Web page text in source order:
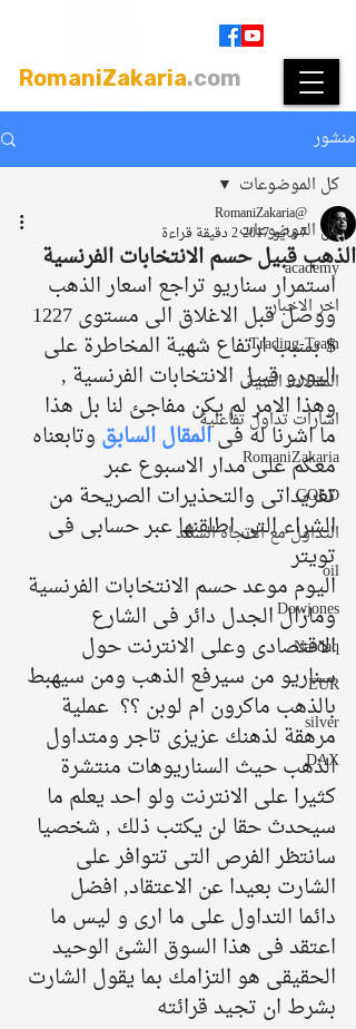
RomaniZakaria.com
منشور
كل الموضوعات
academy
اخر الاخبار
Trading-Team
المقالات الفنية
اشارات تداول تفاعلية
RomaniZakaria
GOLD
التداول مع الاتجاه السائد
oil
Dowjones
Nasdaq
EUR
silver
DAX
كل الموضوعات
الذهب قبيل حسم الانتخابات الفرنسية
@RomaniZakaria
7 مايو 2017
2 دقيقة قراءة
استمرار سناريو تراجع اسعار الذهب
$ بسبب ارتفاع شهية المخاطرة على
اليورو قبيل الانتخابات الفرنسية ,
وهذا الامر لم يكن مفاجئ لنا بل هذا
ما اشرنا له فى المقال السابق وتابعناه
معكم على مدار الاسبوع عبر
تغريداتى والتحذيرات الصريحة من
الشراء التى اطلقنها عبر حسابى فى
تويتر
اليوم موعد حسم الانتخابات الفرنسية
ومازال الجدل دائر فى الشارع
الاقتصادى وعلى الانترنت حول
سناريو من سيرفع الذهب ومن سيهبط
بالذهب ماكرون ام لوبن ؟؟  عملية
مرهقة لذهنك عزيزى تاجر ومتداول
الذهب حيث السناريوهات منتشرة
كثيرا على الانترنت ولو احد يعلم ما
سيحدث حقا لن يكتب ذلك , شخصيا
سانتظر الفرص التى تتوافر على
الشارت بعيدا عن الاعتقاد, افضل
دائما التداول على ما ارى و ليس ما
اعتقد فى هذا السوق الشئ الوحيد
الحقيقى هو التزامك بما يقول الشارت
بشرط ان تجيد قرائته